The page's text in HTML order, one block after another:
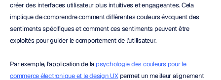
créer des interfaces utilisateur plus intuitives et engageantes. Cela
implique de comprendre comment différentes couleurs évoquent des
sentiments spécifiques et comment ces sentiments peuvent être
exploités pour guider le comportement de l'utilisateur.
Par exemple, l'application de la psychologie des couleurs pour le
commerce électronique et le design UX permet un meilleur alignement